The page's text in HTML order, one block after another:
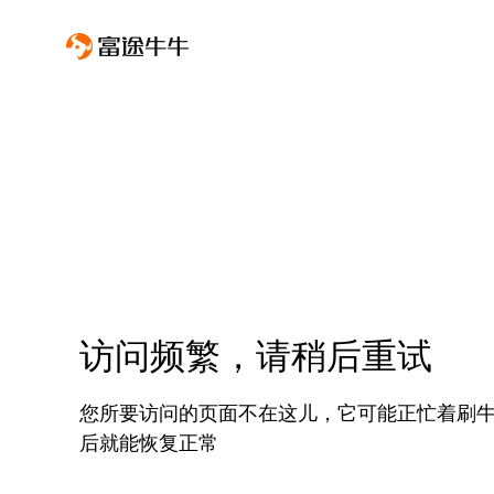
访问频繁，请稍后重试
您所要访问的页面不在这儿，它可能正忙着刷
后就能恢复正常